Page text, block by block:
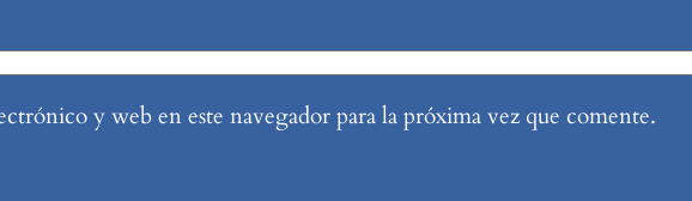
y web en este navegador para la próxima vez que comente.